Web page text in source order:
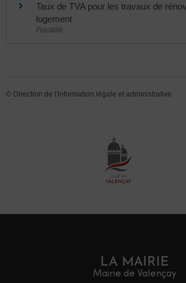
Taux de TVA pour les travaux de
logement
Fiscalité
© Direction de l'information légale et administrative
LA MAIRIE
Mairie de Valençay